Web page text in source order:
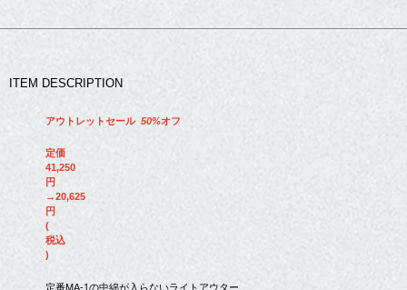
ITEM DESCRIPTION
アウトレットセール50%オフ
定価
41,250
円
→20,625
円
(
税込
)
定番MA-1の中綿が入らないライトアウター